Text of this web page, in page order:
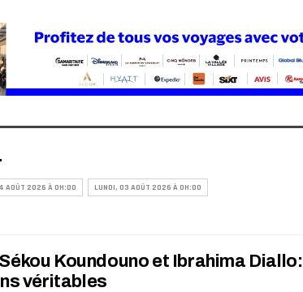
AOÛT 2026 À 0H:00 LUNDI, 03 AOÛT 2026 À 0H:00
Koundouno et Ibrahima Diallo:
véritables